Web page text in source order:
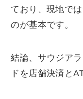
ており、現地で
のが基本です。
結論、サウジア
ドを店舗決済と